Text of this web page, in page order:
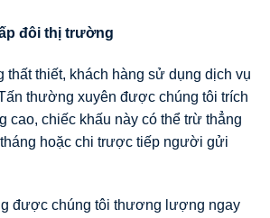
đôi thị trường
thiết, khách hàng sử dụng dịch vụ
thường xuyên được chúng tôi trích
cao, chiếc khấu này có thể trừ thẳng
hoặc chi trược tiếp người gửi
được chúng tôi thương lượng ngay